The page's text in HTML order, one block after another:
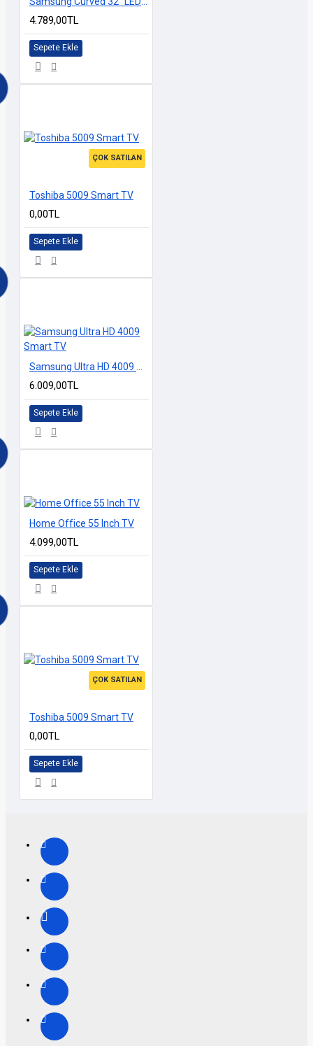
4.789,00TL
Sepete Ekle
ÇOK SATILAN
Toshiba 5009 Smart TV
0,00TL
Sepete Ekle
Samsung Ultra HD 4009 Smart TV
6.009,00TL
Sepete Ekle
Home Office 55 Inch TV
4.099,00TL
Sepete Ekle
ÇOK SATILAN
Toshiba 5009 Smart TV
0,00TL
Sepete Ekle